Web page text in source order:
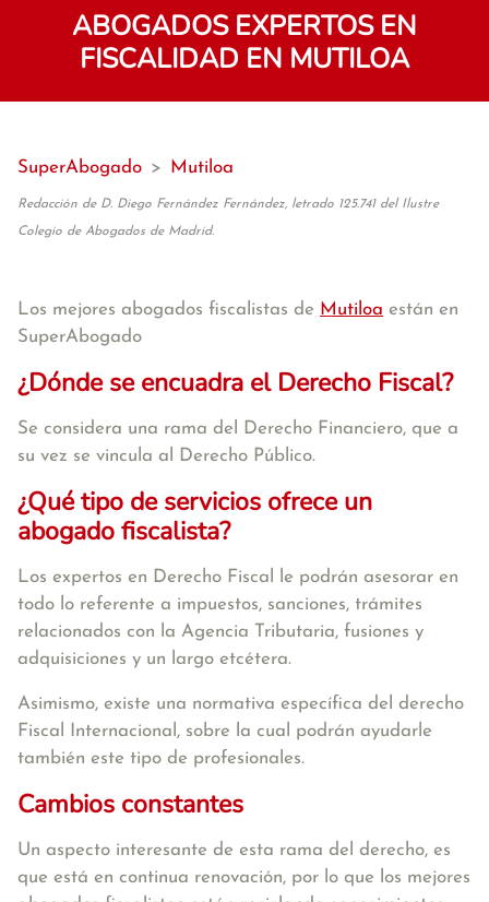
ABOGADOS EXPERTOS EN
FISCALIDAD EN MUTILOA
SuperAbogado > Mutiloa
Redacción de D. Diego Fernández Fernández, letrado 125.741 del Ilustre
Colegio de Abogados de Madrid.
Los mejores abogados fiscalistas de Mutiloa están en
SuperAbogado
¿Dónde se encuadra el Derecho Fiscal?
Se considera una rama del Derecho Financiero, que a
su vez se vincula al Derecho Público.
¿Qué tipo de servicios ofrece un
abogado fiscalista?
Los expertos en Derecho Fiscal le podrán asesorar en
todo lo referente a impuestos, sanciones, trámites
relacionados con la Agencia Tributaria, fusiones y
adquisiciones y un largo etcétera.
Asimismo, existe una normativa específica del derecho
Fiscal Internacional, sobre la cual podrán ayudarle
también este tipo de profesionales.
Cambios constantes
Un aspecto interesante de esta rama del derecho, es
que está en continua renovación, por lo que los mejores